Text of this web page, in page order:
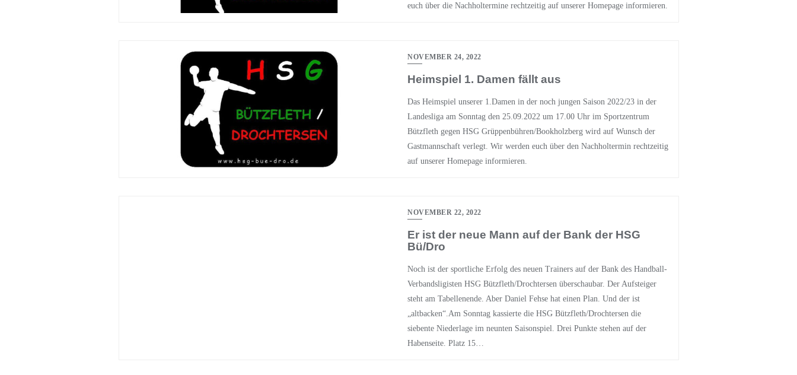
euch über die Nachholtermine rechtzeitig auf unserer Homepage informieren.
NOVEMBER 24, 2022
Heimspiel 1. Damen fällt aus
Das Heimspiel unserer 1.Damen in der noch jungen Saison 2022/23 in der
Landesliga am Sonntag den 25.09.2022 um 17.00 Uhr im Sportzentrum
Bützfleth gegen HSG Grüppenbühren/Bookholzberg wird auf Wunsch der
Gastmannschaft verlegt. Wir werden euch über den Nachholtermin rechtzeitig
auf unserer Homepage informieren.
NOVEMBER 22, 2022
Er ist der neue Mann auf der Bank der HSG
Bü/Dro
Noch ist der sportliche Erfolg des neuen Trainers auf der Bank des Handball-
Verbandsligisten HSG Bützfleth/Drochtersen überschaubar. Der Aufsteiger
steht am Tabellenende. Aber Daniel Fehse hat einen Plan. Und der ist
„altbacken“.Am Sonntag kassierte die HSG Bützfleth/Drochtersen die
siebente Niederlage im neunten Saisonspiel. Drei Punkte stehen auf der
Habenseite. Platz 15…